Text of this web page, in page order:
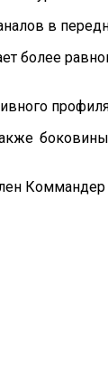
в
более